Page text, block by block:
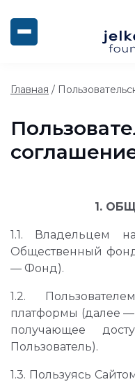
Главная /
1.
1.1. Владельцем
Общественный
— Фонд).
1.2.
платформы (далее —
получающее
Пользователь).
1.3. Пользуясь